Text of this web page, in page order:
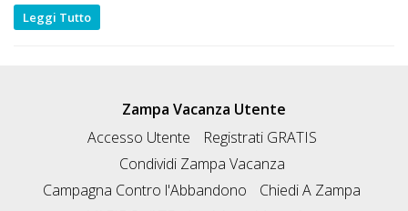
Leggi Tutto
Zampa Vacanza Utente
Accesso Utente
Registrati GRATIS
Condividi Zampa Vacanza
Campagna Contro l'Abbandono
Chiedi A Zampa